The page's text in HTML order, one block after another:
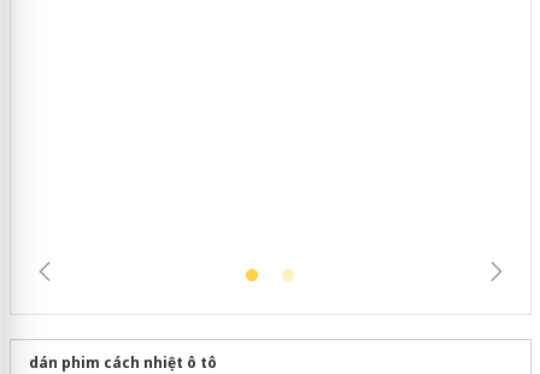
dán phim cách nhiệt ô tô